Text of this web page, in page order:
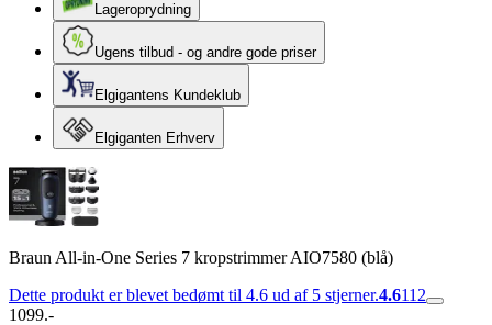
Lageroprydning
Ugens tilbud - og andre gode priser
Elgigantens Kundeklub
Elgiganten Erhverv
Braun All-in-One Series 7 kropstrimmer AIO7580 (blå)
Dette produkt er blevet bedømt til 4.6 ud af 5 stjerner.4.6112
1099.-